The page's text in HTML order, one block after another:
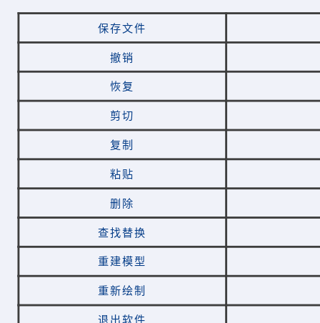
保存文件
撤销
恢复
剪切
复制
粘贴
删除
查找替换
重建模型
重新绘制
退出软件